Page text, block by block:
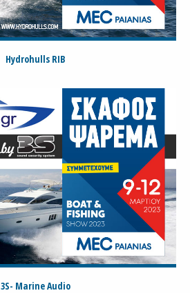
Hydrohulls RIB
3S- Marine Audio